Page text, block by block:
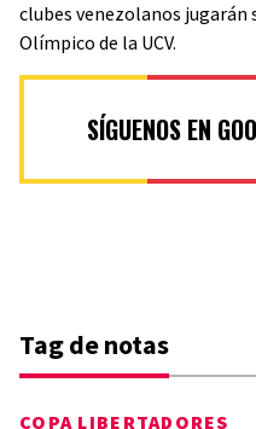
clubes venezolanos jugarán
Olímpico de la UCV.
SÍGUENOS EN
Tag de notas
COPA LIBERTADORES